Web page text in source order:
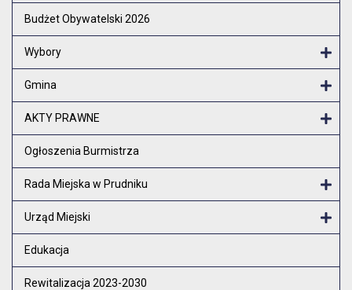
Budżet Obywatelski 2026
Wybory
Gmina
AKTY PRAWNE
Ogłoszenia Burmistrza
Rada Miejska w Prudniku
Urząd Miejski
Edukacja
Rewitalizacja 2023-2030